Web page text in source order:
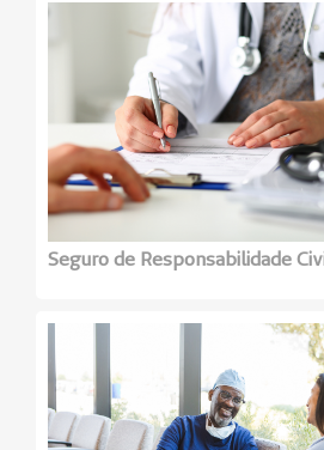
Seguro de Responsabilidade